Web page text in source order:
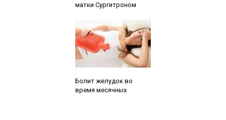
матки Сургитроном
Болит желудок во
время месячных